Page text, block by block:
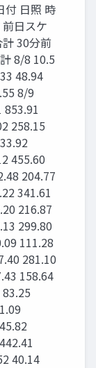
日照 時
日スケ
30分前
8/8 10.5
48.94
8/9
853.91
258.15
455.60
204.77
341.61
216.87
299.80
111.28
281.10
158.64
40.14